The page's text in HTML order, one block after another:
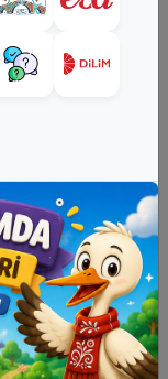
Oyunlar
Eğitici Videolar